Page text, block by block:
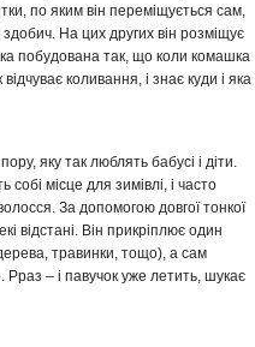
по яким він переміщується сам,
На цих других він розміщує
побудована так, що коли комашка
коливання, і знає куди і яка
яку так люблять бабусі і діти.
місце для зимівлі, і часто
За допомогою довгої тонкої
відстані. Він прикріплює один
травинки, тощо), а сам
Рраз – і павучок уже летить, шукає